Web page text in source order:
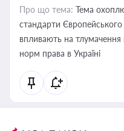
Про що тема: Тема
стандарти
впливають на тлумачення
норм права в Україні